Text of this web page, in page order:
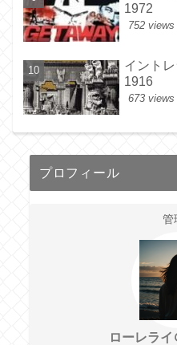
1972
752 views
イント
1916
673 views
プロフィール
管
ローレラ